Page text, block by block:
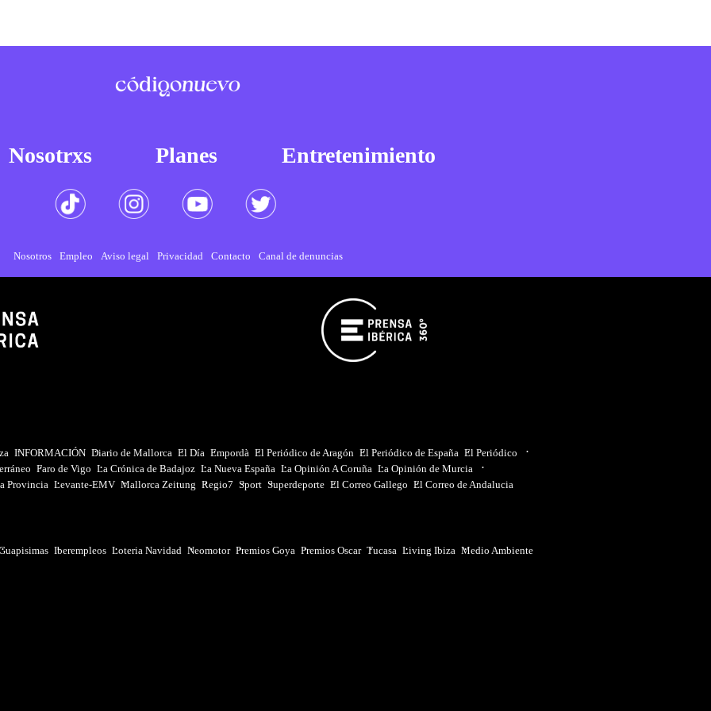
Nosotrxs Planes Entretenimiento
Nosotros Empleo Aviso legal Privacidad Contacto Canal de denuncias
INFORMACIÓN Diario de Mallorca El Día Empordà El Periódico de Aragón El Periódico de España El Periódico
Faro de Vigo La Crónica de Badajoz La Nueva España La Opinión A Coruña La Opinión de Murcia
Provincia Levante-EMV Mallorca Zeitung Regio7 Sport Superdeporte El Correo Gallego El Correo de Andalucia
Iberempleos Loteria Navidad Neomotor Premios Goya Premios Oscar Tucasa Living Ibiza Medio Ambiente